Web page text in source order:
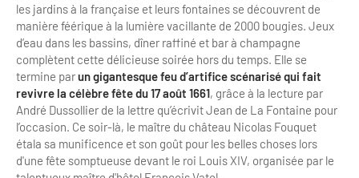
Remise des Prix
les jardins à la française et leurs fontaines se découvrent de
manière féérique à la lumière vacillante de 2000 bougies. Jeux
d’eau dans les bassins, dîner raffiné et bar à champagne
complètent cette délicieuse soirée hors du temps. Elle se
termine parun gigantesque feu d’artifice scénarisé qui fait
revivre la célèbre fête du 17 août 1661, grâce à la lecture par
André Dussollier de la lettre qu’écrivit Jean de La Fontaine pour
l’occasion. Ce soir-là, le maître du château Nicolas Fouquet
étala sa munificence et son goût pour les belles choses lors
d'une fête somptueuse devant le roi Louis XIV, organisée par le